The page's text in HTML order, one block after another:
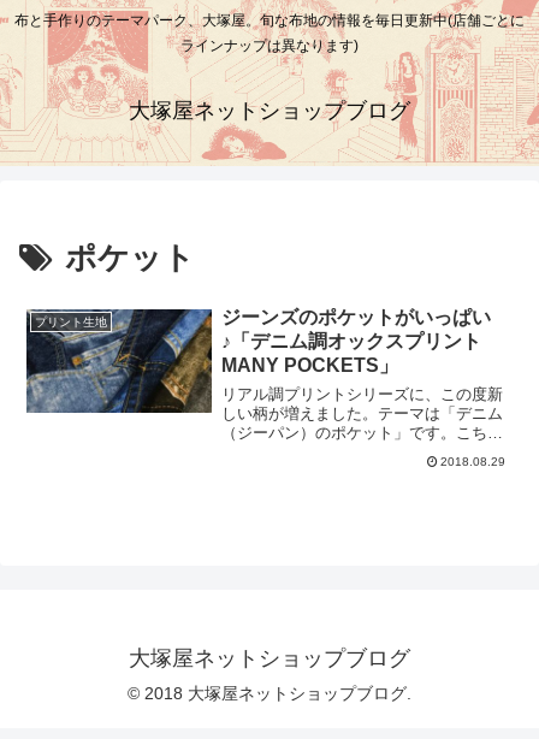
布と手作りのテーマパーク、大塚屋。旬な布地の情報を毎日更新中(店舗ごとに
ラインナップは異なります)
大塚屋ネットショップブログ
ポケット
プリント生地
ジーンズのポケットがいっぱい
♪「デニム調オックスプリント
MANY POCKETS」
リアル調プリントシリーズに、この度新
しい柄が増えました。テーマは「デニム
（ジーパン）のポケット」です。こちら
の通り、立体感のあるポケットに見えま
すが、実際はオックスフォードの生地に
バッグ」や「クッションカバー」など、
ほどよい厚みの生地を活かしたハンドメ
イドにご活用くださいませ♪デニム調オッ
クスプリント MAN
2018.08.29
大塚屋ネットショップブログ
© 2018 大塚屋ネットショップブログ.